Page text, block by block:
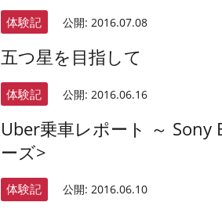
体験記 公開: 2016.07.08
五つ星を目指して
体験記 公開: 2016.06.16
Uber乗車レポート ～ Sony
ーズ>
体験記 公開: 2016.06.10